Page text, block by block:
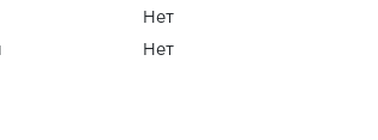
Нет
Нет